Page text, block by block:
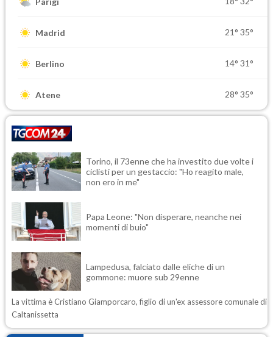
Madrid 21° 35°
Berlino 14° 31°
Atene 28° 35°
Torino, il 73enne che ha investito due volte i
ciclisti per un gestaccio: "Ho reagito male,
non ero in me"
Papa Leone: "Non disperare, neanche nei
momenti di buio"
Lampedusa, falciato dalle eliche di un
gommone: muore sub 29enne
La vittima è Cristiano Giamporcaro, figlio di un'ex assessore comunale di
Caltanissetta